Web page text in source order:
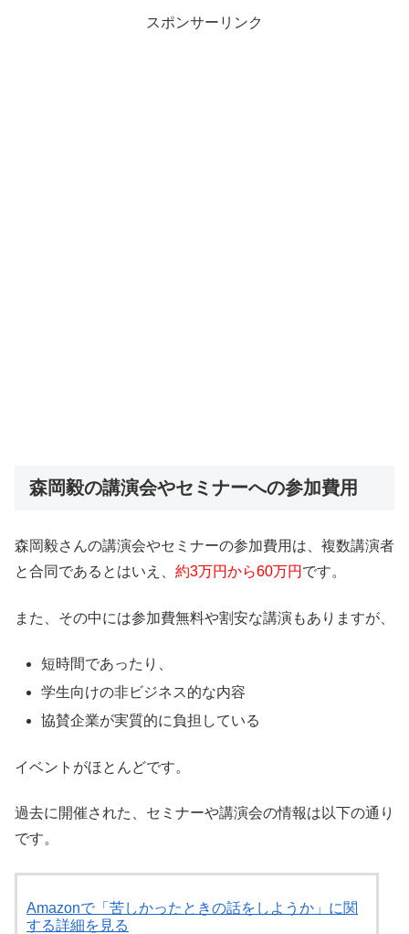
スポンサーリンク
森岡毅の講演会やセミナーへの参加費用
森岡毅さんの講演会やセミナーの参加費用は、複数講演者
と合同であるとはいえ、 約3万円から60万円 です。
また、その中には参加費無料や割安な講演もありますが、
短時間であったり、
学生向けの非ビジネス的な内容
協賛企業が実質的に負担している
イベントがほとんどです。
過去に開催された、セミナーや講演会の情報は以下の通り
です。
Amazonで「苦しかったときの話をしようか」に関
する詳細を見る